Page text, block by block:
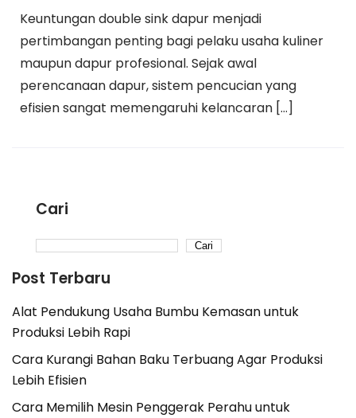
Keuntungan double sink dapur menjadi
pertimbangan penting bagi pelaku usaha kuliner
maupun dapur profesional. Sejak awal
perencanaan dapur, sistem pencucian yang
efisien sangat memengaruhi kelancaran […]
Cari
Cari
Post Terbaru
Alat Pendukung Usaha Bumbu Kemasan untuk
Produksi Lebih Rapi
Cara Kurangi Bahan Baku Terbuang Agar Produksi
Lebih Efisien
Cara Memilih Mesin Penggerak Perahu untuk